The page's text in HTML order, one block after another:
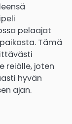
pelaajat
Tämä
reiälle, joten
hyvän
ajan.